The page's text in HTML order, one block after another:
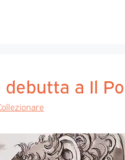
a Il